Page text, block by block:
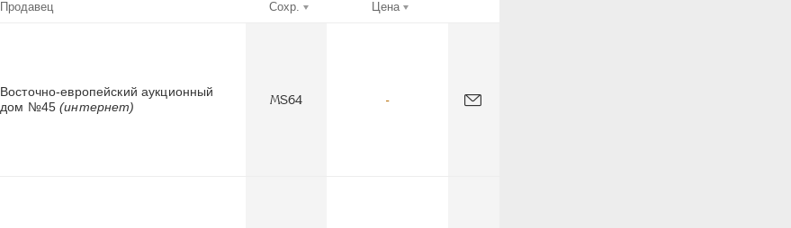
Продавец Сохр. Цена
Восточно-европейский аукционный
дом №45(интернет)
MS64 -